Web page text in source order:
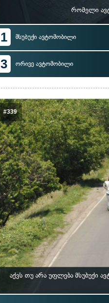
რომელი
1 მსუბუქი ავტომობილი
3 ორივე ავტომობილი
#339
აქვს თუ არა უფლება მსუბუქი